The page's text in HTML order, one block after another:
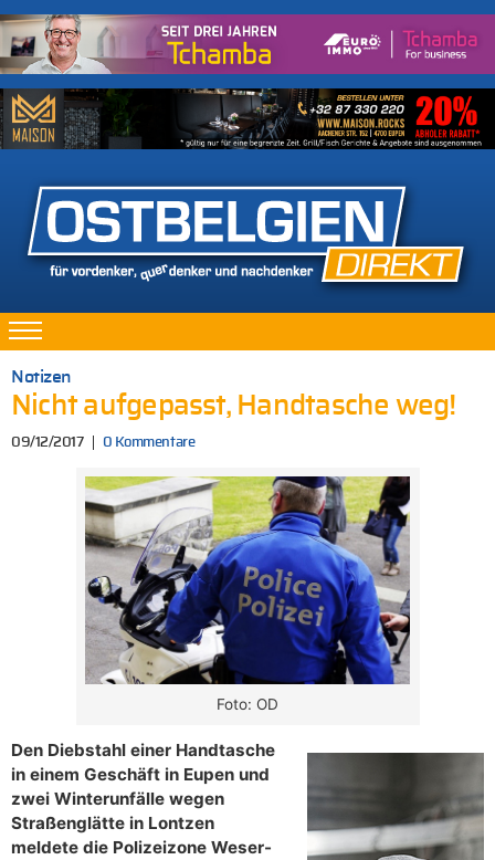
Notizen
Nicht aufgepasst, Handtasche weg!
09/12/2017 0 Kommentare
Foto: OD
Den Diebstahl einer Handtasche
in einem Geschäft in Eupen und
zwei Winterunfälle wegen
Straßenglätte in Lontzen
meldete die Polizeizone Weser-